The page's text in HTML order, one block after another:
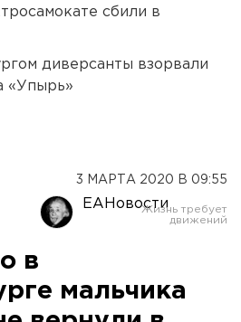
сбили в
диверсанты взорвали
«Упырь»
3 МАРТА 2020 В 09:55
ЕАНовости
в
мальчика